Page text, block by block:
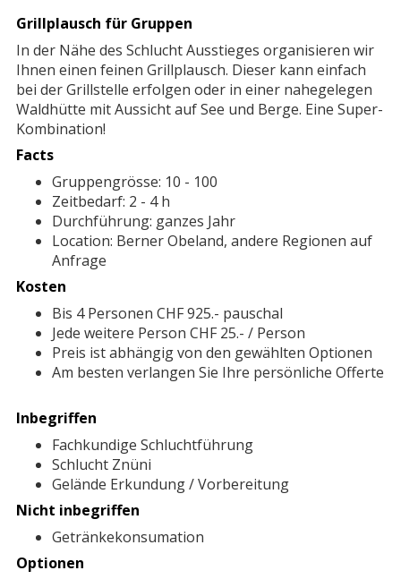
Grillplausch für Gruppen
In der Nähe des Schlucht Ausstieges organisieren wir
Ihnen einen feinen Grillplausch. Dieser kann einfach
bei der Grillstelle erfolgen oder in einer nahegelegen
Waldhütte mit Aussicht auf See und Berge. Eine Super-
Kombination!
Facts
Gruppengrösse: 10 - 100
Zeitbedarf: 2 - 4 h
Durchführung: ganzes Jahr
Location: Berner Obeland, andere Regionen auf
Anfrage
Kosten
Bis 4 Personen CHF 925.- pauschal
Jede weitere Person CHF 25.- / Person
Preis ist abhängig von den gewählten Optionen
Am besten verlangen Sie Ihre persönliche Offerte
Inbegriffen
Fachkundige Schluchtführung
Schlucht Znüni
Gelände Erkundung / Vorbereitung
Nicht inbegriffen
Getränkekonsumation
Optionen